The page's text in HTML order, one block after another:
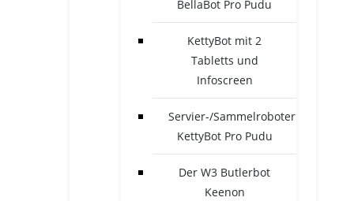
BellaBot Pro Pudu
KettyBot mit 2
Tabletts und
Infoscreen
Servier-/Sammelroboter
KettyBot Pro Pudu
Der W3 Butlerbot
Keenon